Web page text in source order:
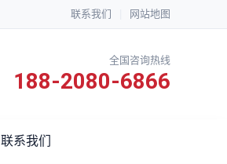
联系我们 网站地图
全国咨询热线
188-2080-6866
联系我们